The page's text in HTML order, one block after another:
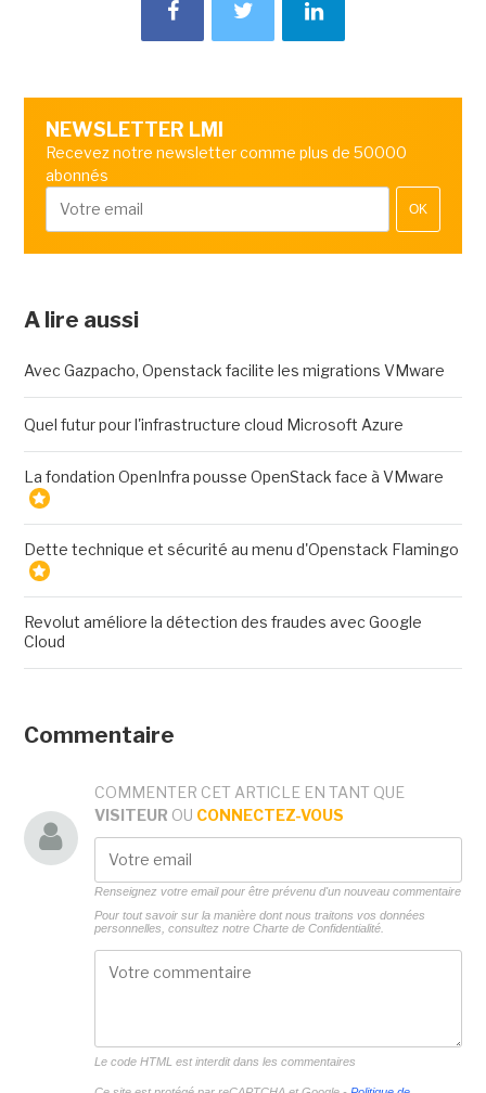
NEWSLETTER LMI
Recevez notre newsletter comme plus de 50000
abonnés
OK
A lire aussi
Avec Gazpacho, Openstack facilite les migrations VMware
Quel futur pour l'infrastructure cloud Microsoft Azure
La fondation OpenInfra pousse OpenStack face à VMware
Dette technique et sécurité au menu d'Openstack Flamingo
Revolut améliore la détection des fraudes avec Google
Cloud
Commentaire
COMMENTER CET ARTICLE EN TANT QUE
VISITEUR OU CONNECTEZ-VOUS
Renseignez votre email pour être prévenu d'un nouveau commentaire
Pour tout savoir sur la manière dont nous traitons vos données
personnelles, consultez notre Charte de Confidentialité.
Le code HTML est interdit dans les commentaires